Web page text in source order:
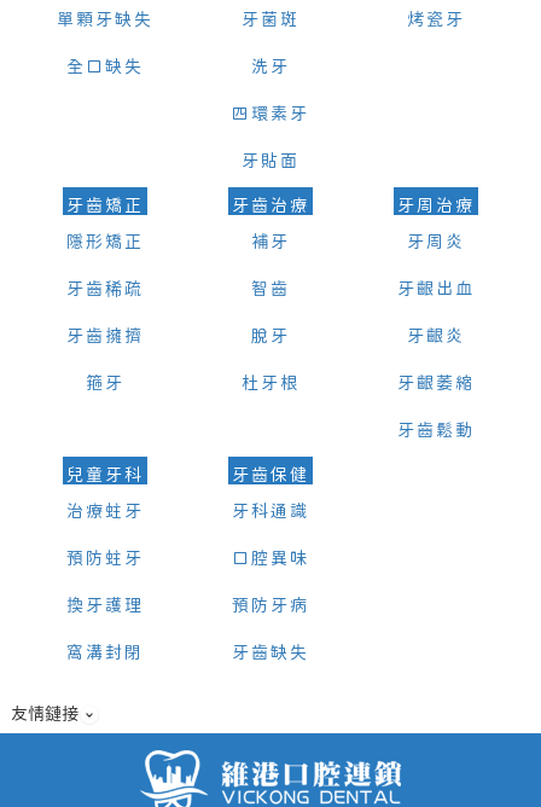
單顆牙缺失
全口缺失
牙菌斑
洗牙
四環素牙
牙貼面
烤瓷牙
牙齒矯正
隱形矯正
牙齒稀疏
牙齒擁擠
箍牙
牙齒治療
補牙
智齒
脫牙
杜牙根
牙周治療
牙周炎
牙齦出血
牙齦炎
牙齦萎縮
牙齒鬆動
兒童牙科
治療蛀牙
預防蛀牙
換牙護理
窩溝封閉
牙齒保健
牙科通識
口腔異味
預防牙病
牙齒缺失
友情鏈接